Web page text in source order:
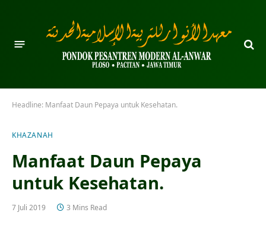
Headline: Manfaat Daun Pepaya untuk Kesehatan.
KHAZANAH
Manfaat Daun Pepaya
untuk Kesehatan.
7 Juli 2019 3 Mins Read